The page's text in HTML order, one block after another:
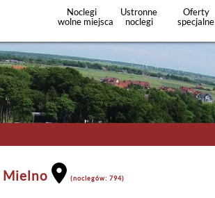
Noclegi
wolne miejsca
Ustronne
noclegi
Oferty
specjalne
Mielno (noclegów: 794)